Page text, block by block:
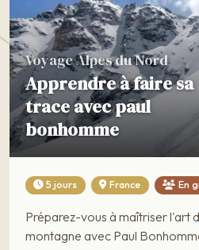
Voyage Alpes du Nord
Apprendre à faire sa
trace avec paul
bonhomme
5 jours France En
Préparez-vous à maîtriser l'art
montagne avec Paul